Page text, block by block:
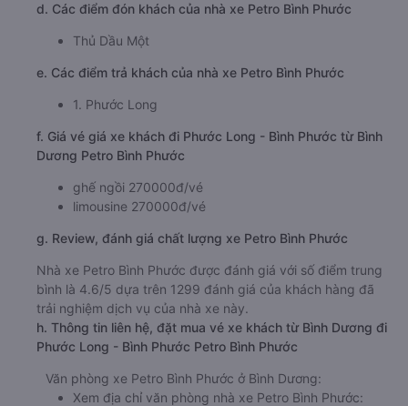
d. Các điểm đón khách của nhà xe Petro Bình Phước
Thủ Dầu Một
e. Các điểm trả khách của nhà xe Petro Bình Phước
1. Phước Long
f. Giá vé giá xe khách đi Phước Long - Bình Phước từ Bình
Dương Petro Bình Phước
ghế ngồi 270000đ/vé
limousine 270000đ/vé
g. Review, đánh giá chất lượng xe Petro Bình Phước
Nhà xe Petro Bình Phước được đánh giá với số điểm trung
bình là 4.6/5 dựa trên 1299 đánh giá của khách hàng đã
trải nghiệm dịch vụ của nhà xe này.
h. Thông tin liên hệ, đặt mua vé xe khách từ Bình Dương đi
Phước Long - Bình Phước Petro Bình Phước
Văn phòng xe Petro Bình Phước ở Bình Dương:
Xem địa chỉ văn phòng nhà xe Petro Bình Phước: